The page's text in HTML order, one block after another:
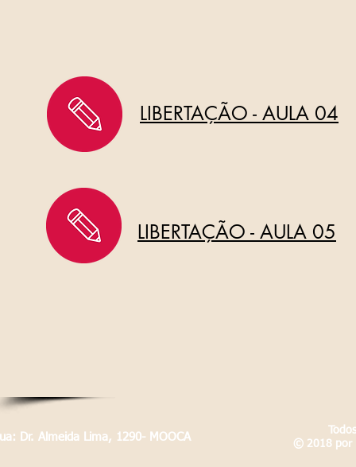
LIBERTAÇÃO - AULA 04
LIBERTAÇÃO - AULA 05
Dr. Almeida Lima, 1290- MOOCA
© 2018 por